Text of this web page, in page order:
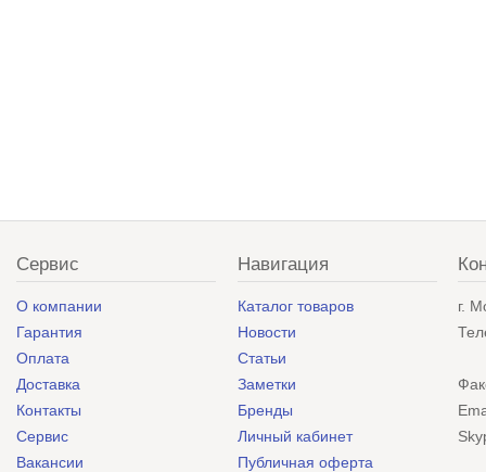
Сервис
О компании
Гарантия
Оплата
Доставка
Контакты
Сервис
Вакансии
Навигация
Каталог товаров
Новости
Статьи
Заметки
Бренды
Личный кабинет
Публичная оферта
г.